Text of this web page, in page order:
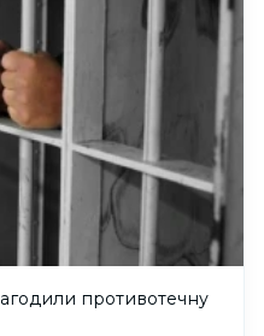
противотечну